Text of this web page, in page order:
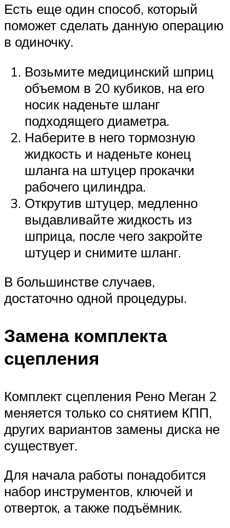
Есть еще один способ, который
поможет сделать данную операцию
в одиночку.
Возьмите медицинский шприц
объемом в 20 кубиков, на его
носик наденьте шланг
подходящего диаметра.
Наберите в него тормозную
жидкость и наденьте конец
шланга на штуцер прокачки
рабочего цилиндра.
Открутив штуцер, медленно
выдавливайте жидкость из
шприца, после чего закройте
штуцер и снимите шланг.
В большинстве случаев,
достаточно одной процедуры.
Замена комплекта
сцепления
Комплект сцепления Рено Меган 2
меняется только со снятием КПП,
других вариантов замены диска не
существует.
Для начала работы понадобится
набор инструментов, ключей и
отверток, а также подъёмник.